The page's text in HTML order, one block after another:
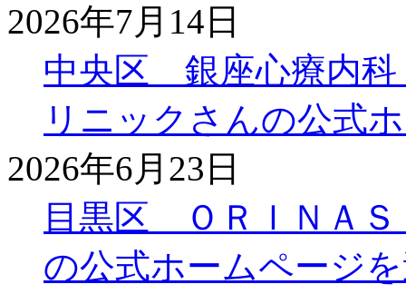
2026年7月14日
中央区 銀座心療内科
リニックさんの公式
2026年6月23日
目黒区 ＯＲＩＮＡ
の公式ホームページ